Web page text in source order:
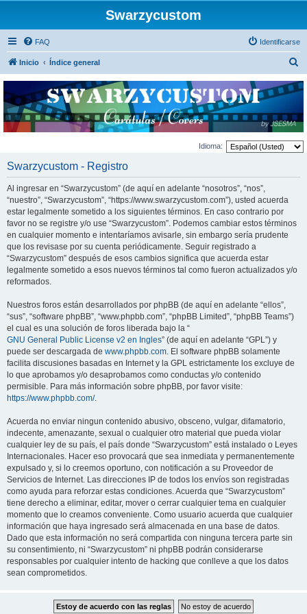
Swarzycustom
FAQ Identificarse
Inicio Índice general
c
r
Idioma:
Swarzycustom - Registro
Al ingresar en “Swarzycustom” (de aquí en adelante “nosotros”, “nos”,
“nuestro”, “Swarzycustom”, “https://www.swarzycustom.com”), usted acuerda
estar legalmente sometido a los siguientes términos. En caso contrario por
favor no se registre y/o use “Swarzycustom”. Podemos cambiar estos términos
en cualquier momento e intentaríamos avisarle, sin embargo sería prudente
que los revisase por su cuenta periódicamente. Seguir registrado a
“Swarzycustom” después de esos cambios significa que acuerda estar
legalmente sometido a esos nuevos términos tal como fueron actualizados y/o
reformados.
Nuestros foros están desarrollados por phpBB (de aquí en adelante “ellos”,
“sus”, “software phpBB”, “www.phpbb.com”, “phpBB Limited”, “phpBB Teams”)
el cual es una solución de foros liberada bajo la “
GNU General Public License v2 en Ingles” (de aquí en adelante “GPL”) y
puede ser descargada de www.phpbb.com. El software phpBB solamente
facilita discusiones basadas en Internet y la GPL estrictamente los excluye de
lo que aprobamos y/o desaprobamos como conductas y/o contenido
permisible. Para más información sobre phpBB, por favor visite:
https://www.phpbb.com/.
Acuerda no enviar ningun contenido abusivo, obsceno, vulgar, difamatorio,
indecente, amenazante, sexual o cualquier otro material que pueda violar
cualquier ley de su país, el país donde “Swarzycustom” está instalado o Leyes
Internacionales. Hacer eso provocará que sea inmediata y permanentemente
expulsado y, si lo creemos oportuno, con notificación a su Proveedor de
Servicios de Internet. Las direcciones IP de todos los envíos son registradas
como ayuda para reforzar estas condiciones. Acuerda que “Swarzycustom”
tiene derecho a eliminar, editar, mover o cerrar cualquier tema en cualquier
momento que lo creamos conveniente. Como usuario acuerda que cualquier
información que haya ingresado será almacenada en una base de datos.
Dado que esta información no será compartida con ninguna tercera parte sin
su consentimiento, ni “Swarzycustom” ni phpBB podrán considerarse
responsables por cualquier intento de hacking que conlleve a que los datos
sean comprometidos.